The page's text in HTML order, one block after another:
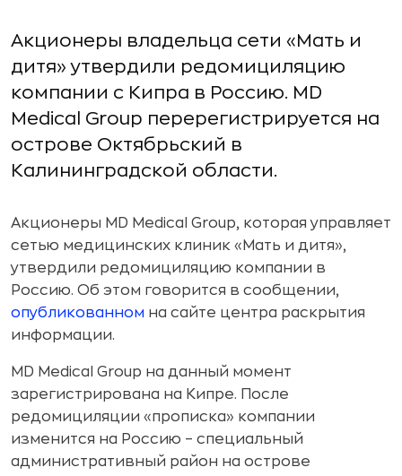
Акционеры владельца сети «Мать и
дитя» утвердили редомициляцию
компании с Кипра в Россию. MD
Medical Group перерегистрируется на
острове Октябрьский в
Калининградской области.
Акционеры MD Medical Group, которая управляет
сетью медицинских клиник «Мать и дитя»,
утвердили редомициляцию компании в
Россию. Об этом говорится в сообщении,
опубликованном на сайте центра раскрытия
информации.
MD Medical Group на данный момент
зарегистрирована на Кипре. После
редомициляции «прописка» компании
изменится на Россию – специальный
административный район на острове